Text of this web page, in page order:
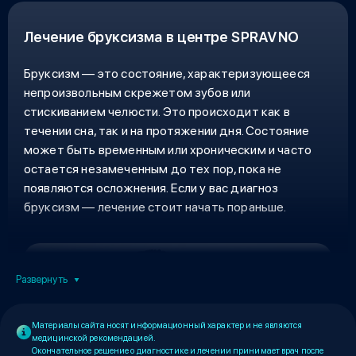
снизить нагрузку на мышцы и уменьшить частоту
Развернуть
Лечение бруксизма в центре SPRAVNO
Бруксизм — это состояние, характеризующееся
непроизвольным скрежетом зубов или
стискиванием челюсти. Это происходит как в
течении сна, так и на протяжении дня. Состояние
может быть временным или хроническим и часто
остается незамеченным до тех пор, пока не
появляются осложнения. Если у вас диагноз
бруксизм — лечение стоит начать пораньше.
Материалы сайта носят информационный характер и не являются
медицинской рекомендацией.
Окончательное решение о диагностике и лечении принимает врач после